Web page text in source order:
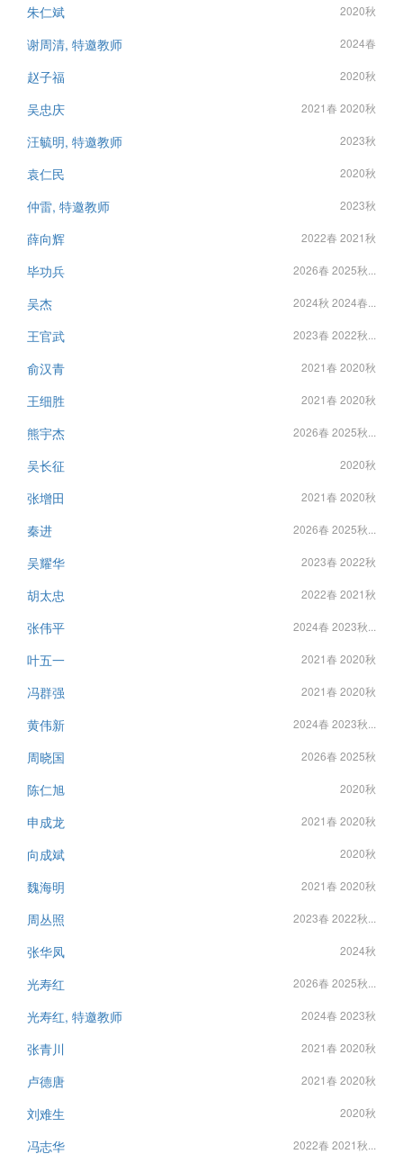
朱仁斌 2020秋
谢周清, 特邀教师 2024春
赵子福 2020秋
吴忠庆 2021春 2020秋
汪毓明, 特邀教师 2023秋
袁仁民 2020秋
仲雷, 特邀教师 2023秋
薛向辉 2022春 2021秋
毕功兵 2026春 2025秋...
吴杰 2024秋 2024春...
王官武 2023春 2022秋...
俞汉青 2021春 2020秋
王细胜 2021春 2020秋
熊宇杰 2026春 2025秋...
吴长征 2020秋
张增田 2021春 2020秋
秦进 2026春 2025秋...
吴耀华 2023春 2022秋
胡太忠 2022春 2021秋
张伟平 2024春 2023秋...
叶五一 2021春 2020秋
冯群强 2021春 2020秋
黄伟新 2024春 2023秋...
周晓国 2026春 2025秋
陈仁旭 2020秋
申成龙 2021春 2020秋
向成斌 2020秋
魏海明 2021春 2020秋
周丛照 2023春 2022秋...
张华凤 2024秋
光寿红 2026春 2025秋...
光寿红, 特邀教师 2024春 2023秋
张青川 2021春 2020秋
卢德唐 2021春 2020秋
刘难生 2020秋
冯志华 2022春 2021秋...